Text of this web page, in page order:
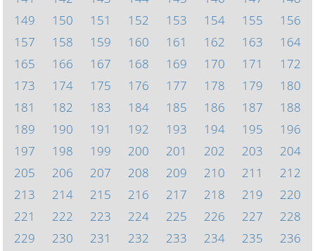
149
150 151 152 153 154 155
156
157
158 159 160 161 162 163
164
165
166 167 168 169 170 171
172
173
174 175 176 177 178 179
180
181
182 183 184 185 186 187
188
189
190 191 192 193 194 195
196
197
198 199 200 201 202 203
204
205
206 207 208 209 210 211
212
213
214 215 216 217 218 219
220
221
222 223 224 225 226 227
228
229
230 231 232 233 234 235
236